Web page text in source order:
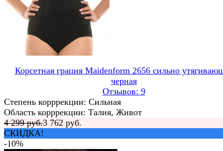
Корсетная грация Maidenform 2656 сильно
черная
Отзывов: 9
Степень корррекции: Сильная
Область корррекции: Талия, Живот
4 299 руб.3 762 руб.
СКИДКА!
-10%